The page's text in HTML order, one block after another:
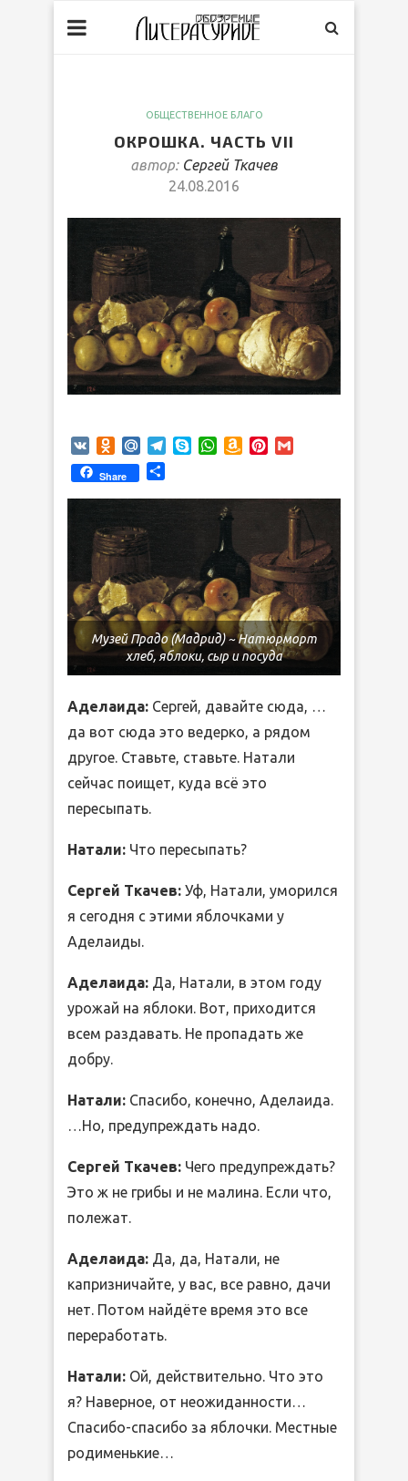
ОБЩЕСТВЕННОЕ БЛАГО
ОКРОШКА. ЧАСТЬ VII
автор: Сергей Ткачев
24.08.2016
VK Odnoklassniki
Mail.RuTelegram
SkypeWhatsApp
AmazonPinterest
Share
Музей Прадо (Мадрид) ~ Натюрморт
хлеб, яблоки, сыр и посуда
Аделаида: Сергей, давайте сюда, …
да вот сюда это ведерко, а рядом
другое. Ставьте, ставьте. Натали
сейчас поищет, куда всё это
пересыпать.
Натали: Что пересыпать?
Сергей Ткачев: Уф, Натали, уморился
я сегодня с этими яблочками у
Аделаиды.
Аделаида: Да, Натали, в этом году
урожай на яблоки. Вот, приходится
всем раздавать. Не пропадать же
добру.
Натали: Спасибо, конечно, Аделаида.
…Но, предупреждать надо.
Сергей Ткачев: Чего предупреждать?
Это ж не грибы и не малина. Если что,
полежат.
Аделаида: Да, да, Натали, не
капризничайте, у вас, все равно, дачи
нет. Потом найдёте время это все
переработать.
Натали: Ой, действительно. Что это
я? Наверное, от неожиданности…
Спасибо-спасибо за яблочки. Местные
родименькие…